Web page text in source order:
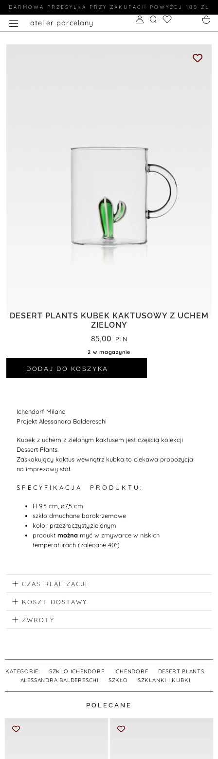
DARMOWA PRZESYLKA PRZY ZAKUPACH POWYŻEJ 100 ZŁ
atelier porcelany
DESERT PLANTS KUBEK KAKTUSOWY Z UCHEM
ZIELONY
85,00
2 w magazynie
DODAJ DO KOSZYKA
Ichendorf Milano
Projekt Alessandra Baldereschi
Kubek z uchem z zielonym kaktusem jest częścią kolekcji
Dessert Plants.
Zaskakujący kaktus wewnątrz kubka to ciekawa propozycja
na imprezowy stół.
S P E C Y F I K A C J A P R O D U K T U :
H 9,5 cm, ø7,5 cm
szkło dmuchane borokrzemowe
kolor przezroczysty,zielonym
produktmożna myć w zmywarce w niskich
temperaturach (zalecane 40°)
CZAS REALIZACJI
KOSZT DOSTAWY
ZWROTY
KATEGORIE: SZKLO ICHENDORF ICHENDORF DESERT PLANTS
ALESSANDRA BALDERESCHI
SZKŁO SZKLANKI I KUBKI
POLECANE